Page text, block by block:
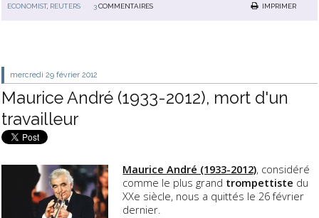
ECONOMIST, REUTERS 3 COMMENTAIRES IMPRIMER
mercredi 29 février 2012
Maurice André (1933-2012), mort d'un
travailleur
Maurice André (1933-2012), considéré
comme le plus grand trompettiste du
XXe siècle, nous a quittés le 26 février
dernier.